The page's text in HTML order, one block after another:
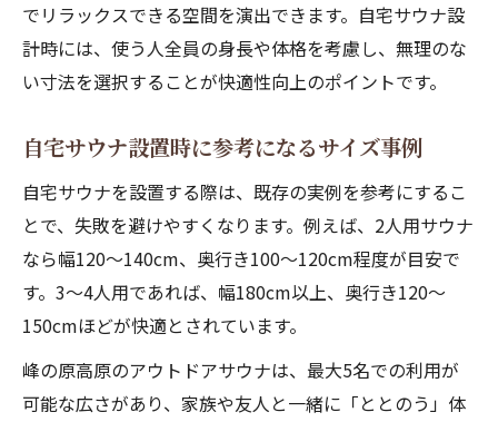
でリラックスできる空間を演出できます。自宅サウナ設
計時には、使う人全員の身長や体格を考慮し、無理のな
い寸法を選択することが快適性向上のポイントです。
自宅サウナ設置時に参考になるサイズ事例
自宅サウナを設置する際は、既存の実例を参考にするこ
とで、失敗を避けやすくなります。例えば、2人用サウナ
なら幅120〜140cm、奥行き100〜120cm程度が目安で
す。3〜4人用であれば、幅180cm以上、奥行き120〜
150cmほどが快適とされています。
峰の原高原のアウトドアサウナは、最大5名での利用が
可能な広さがあり、家族や友人と一緒に「ととのう」体